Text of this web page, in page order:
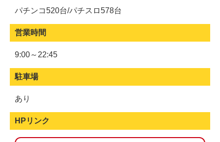
パチンコ520台/パチスロ578台
営業時間
9:00～22:45
駐車場
あり
HPリンク